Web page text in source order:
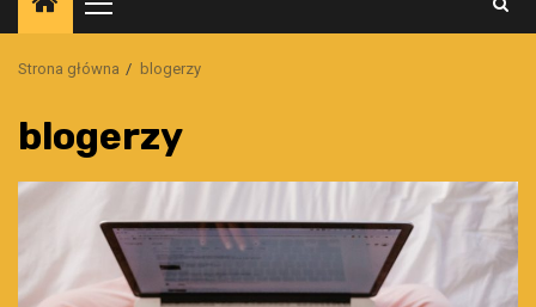
Menu
główne
Strona główna blogerzy
blogerzy